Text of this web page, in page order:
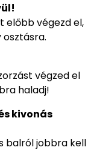
előbb végezd el,
végzed el
haladj!
kivonás
balról jobbra kell